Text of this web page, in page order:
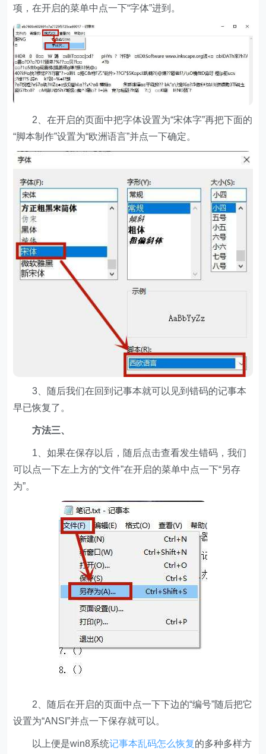
项，在开启的菜单中点一下“字体”进到。
2、在开启的页面中把字体设置为“宋体字”再把下面的
“脚本制作”设置为“欧洲语言”并点一下确定。
3、随后我们在回到记事本就可以见到错码的记事本
早已恢复了。
方法三、
1、如果在保存以后，随后点击查看发生错码，我们
可以点一下左上方的“文件”在开启的菜单中点一下“另存
为”。
2、随后在开启的页面中点一下下边的“编号”随后把它
设置为“ANSI”并点一下保存就可以。
以上便是win8系统记事本乱码怎么恢复的多种多样方